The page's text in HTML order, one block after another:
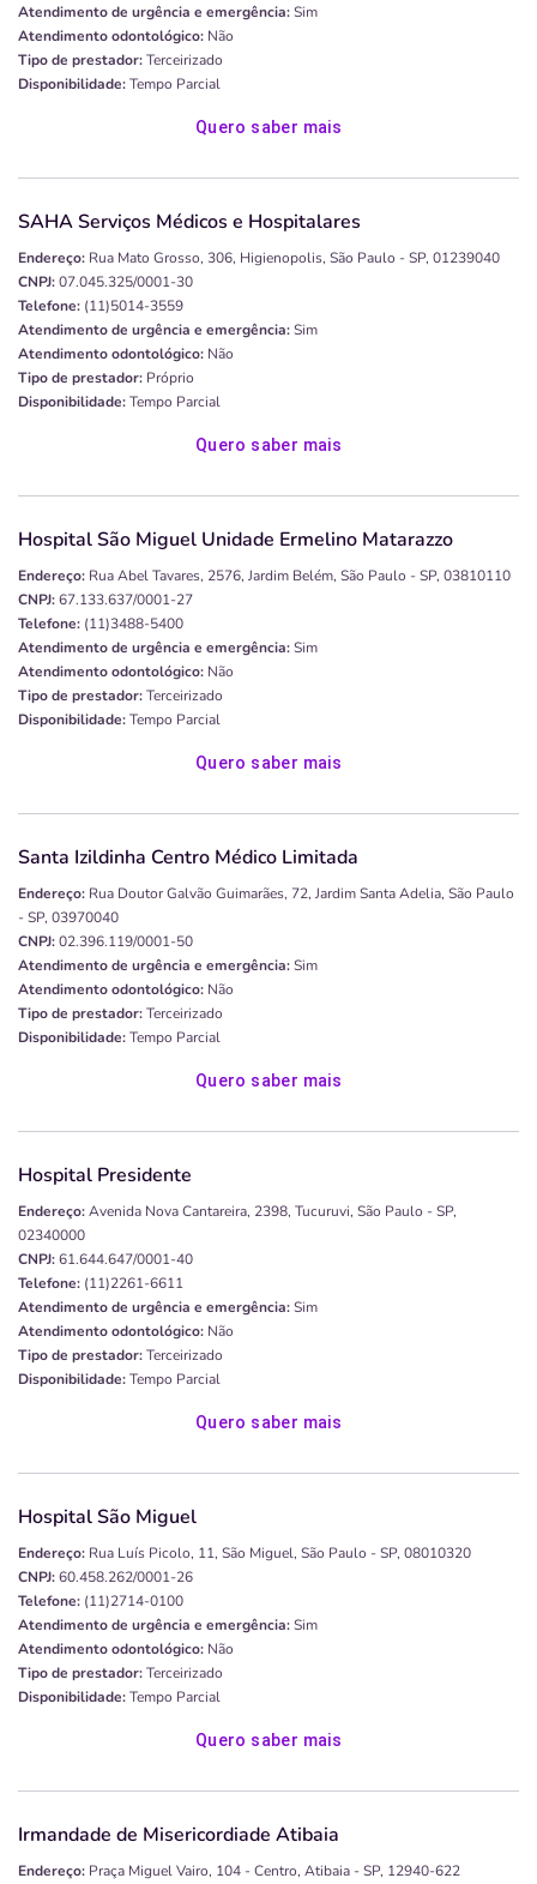
Atendimento de urgência e emergência:Sim
Atendimento odontológico: Não
Tipo de prestador:Terceirizado
Disponibilidade:Tempo Parcial
Quero saber mais
SAHA Serviços Médicos e Hospitalares
Endereço: Rua Mato Grosso, 306, Higienopolis, São Paulo - SP, 01239040
CNPJ:07.045.325/0001-30
Telefone: (11)5014-3559
Atendimento de urgência e emergência:Sim
Atendimento odontológico: Não
Tipo de prestador: Próprio
Disponibilidade:Tempo Parcial
Quero saber mais
Hospital São Miguel Unidade Ermelino Matarazzo
Endereço: Rua Abel Tavares, 2576, Jardim Belém, São Paulo - SP, 03810110
CNPJ:67.133.637/0001-27
Telefone: (11)3488-5400
Atendimento de urgência e emergência:Sim
Atendimento odontológico: Não
Tipo de prestador:Terceirizado
Disponibilidade:Tempo Parcial
Quero saber mais
Santa Izildinha Centro Médico Limitada
Endereço: Rua Doutor Galvão Guimarães, 72, Jardim Santa Adelia, São Paulo
- SP, 03970040
CNPJ:02.396.119/0001-50
Atendimento de urgência e emergência:Sim
Atendimento odontológico: Não
Tipo de prestador:Terceirizado
Disponibilidade:Tempo Parcial
Quero saber mais
Hospital Presidente
Endereço:Avenida Nova Cantareira, 2398, Tucuruvi, São Paulo - SP,
02340000
CNPJ:61.644.647/0001-40
Telefone: (11)2261-6611
Atendimento de urgência e emergência:Sim
Atendimento odontológico: Não
Tipo de prestador:Terceirizado
Disponibilidade:Tempo Parcial
Quero saber mais
Hospital São Miguel
Endereço: Rua Luís Picolo, 11, São Miguel, São Paulo - SP, 08010320
CNPJ:60.458.262/0001-26
Telefone: (11)2714-0100
Atendimento de urgência e emergência:Sim
Atendimento odontológico: Não
Tipo de prestador:Terceirizado
Disponibilidade:Tempo Parcial
Quero saber mais
Irmandade de Misericordiade Atibaia
Endereço: Praça Miguel Vairo, 104 - Centro, Atibaia - SP, 12940-622